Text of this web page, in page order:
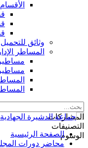
الأقسام
وثائق للتحميل
المساطر
مساطير
مساطير
المشاركات
التصنيفات
الوسومالصفحة الرئيسية
محاضر دورات